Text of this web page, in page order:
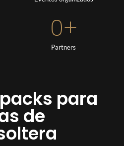
Partners
0+
para
de